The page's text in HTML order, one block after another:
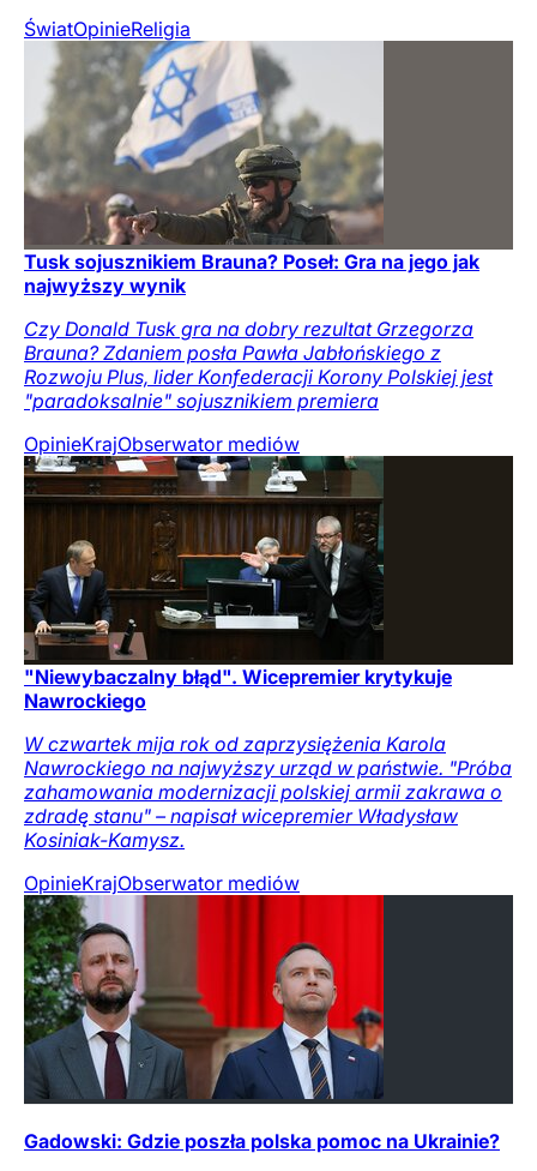
ŚwiatOpinieReligia
Tusk sojusznikiem Brauna? Poseł: Gra na jego jak
najwyższy wynik
Czy Donald Tusk gra na dobry rezultat Grzegorza
Brauna? Zdaniem posła Pawła Jabłońskiego z
Rozwoju Plus, lider Konfederacji Korony Polskiej jest
"paradoksalnie" sojusznikiem premiera
OpinieKrajObserwator mediów
"Niewybaczalny błąd". Wicepremier krytykuje
Nawrockiego
W czwartek mija rok od zaprzysiężenia Karola
Nawrockiego na najwyższy urząd w państwie. "Próba
zahamowania modernizacji polskiej armii zakrawa o
zdradę stanu" – napisał wicepremier Władysław
Kosiniak-Kamysz.
OpinieKrajObserwator mediów
Gadowski: Gdzie poszła polska pomoc na Ukrainie?